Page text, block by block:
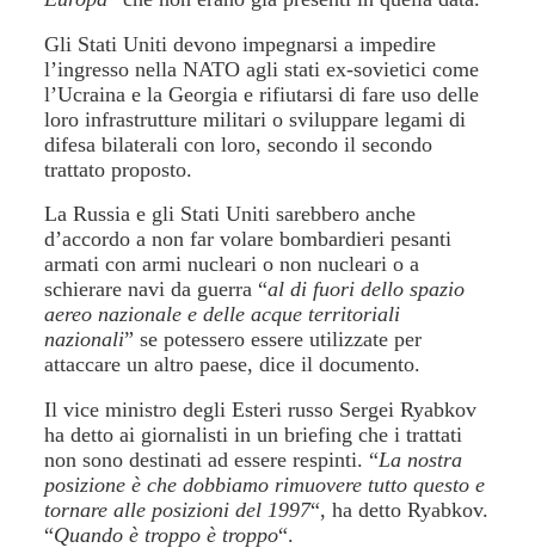
Gli Stati Uniti devono impegnarsi a impedire
l’ingresso nella NATO agli stati ex-sovietici come
l’Ucraina e la Georgia e rifiutarsi di fare uso delle
loro infrastrutture militari o sviluppare legami di
difesa bilaterali con loro, secondo il secondo
trattato proposto.
La Russia e gli Stati Uniti sarebbero anche
d’accordo a non far volare bombardieri pesanti
armati con armi nucleari o non nucleari o a
schierare navi da guerra “al di fuori dello spazio
aereo nazionale e delle acque territoriali
nazionali” se potessero essere utilizzate per
attaccare un altro paese, dice il documento.
Il vice ministro degli Esteri russo Sergei Ryabkov
ha detto ai giornalisti in un briefing che i trattati
non sono destinati ad essere respinti. “La nostra
posizione è che dobbiamo rimuovere tutto questo e
tornare alle posizioni del 1997“, ha detto Ryabkov.
“Quando è troppo è troppo“.